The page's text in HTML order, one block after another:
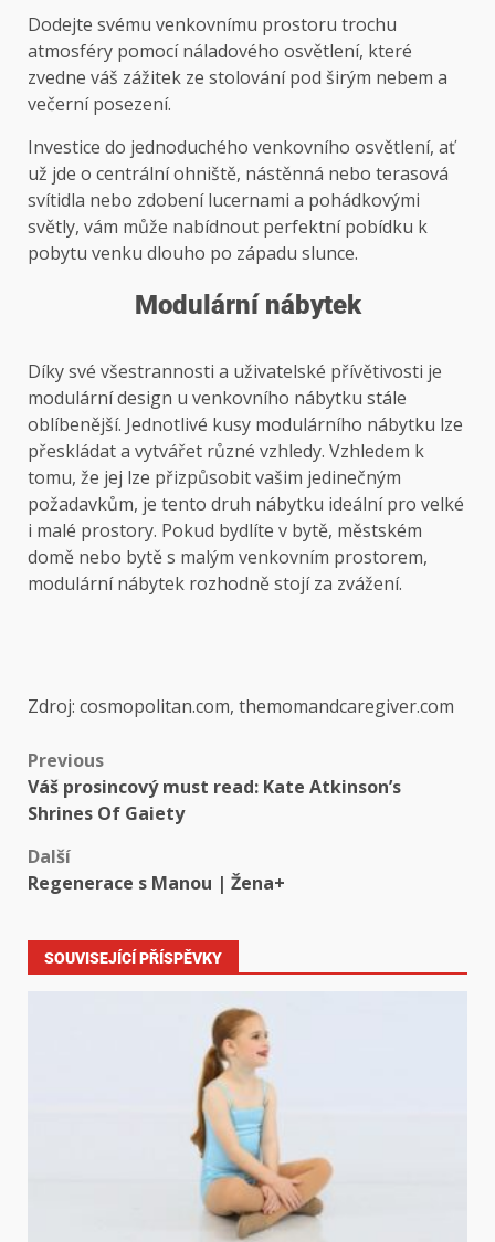
Dodejte svému venkovnímu prostoru trochu
atmosféry pomocí náladového osvětlení, které
zvedne váš zážitek ze stolování pod širým nebem a
večerní posezení.
Investice do jednoduchého venkovního osvětlení, ať
už jde o centrální ohniště, nástěnná nebo terasová
svítidla nebo zdobení lucernami a pohádkovými
světly, vám může nabídnout perfektní pobídku k
pobytu venku dlouho po západu slunce.
Modulární nábytek
Díky své všestrannosti a uživatelské přívětivosti je
modulární design u venkovního nábytku stále
oblíbenější. Jednotlivé kusy modulárního nábytku lze
přeskládat a vytvářet různé vzhledy. Vzhledem k
tomu, že jej lze přizpůsobit vašim jedinečným
požadavkům, je tento druh nábytku ideální pro velké
i malé prostory. Pokud bydlíte v bytě, městském
domě nebo bytě s malým venkovním prostorem,
modulární nábytek rozhodně stojí za zvážení.
Zdroj: cosmopolitan.com, themomandcaregiver.com
Previous
Váš prosincový must read: Kate Atkinson’s
Shrines Of Gaiety
Další
Regenerace s Manou | Žena+
SOUVISEJÍCÍ PŘÍSPĚVKY